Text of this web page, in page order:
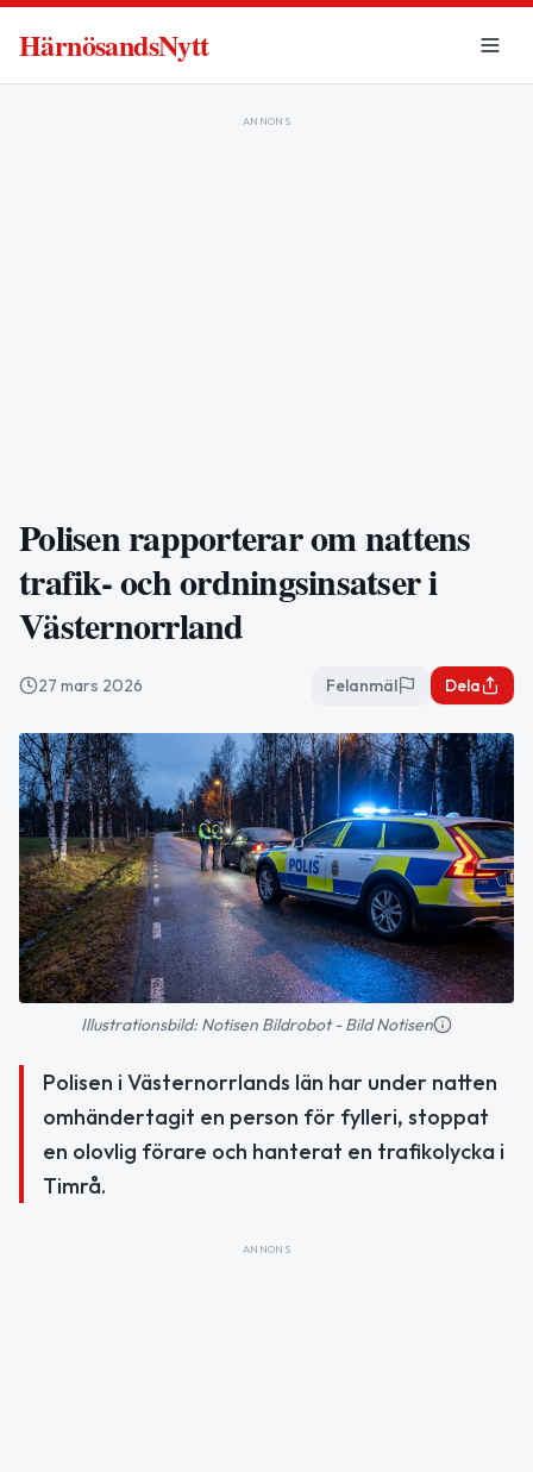
HärnösandsNytt
ANNONS
Polisen rapporterar om nattens
trafik- och ordningsinsatser i
Västernorrland
27 mars 2026 Felanmäl Dela
Illustrationsbild: Notisen Bildrobot - Bild Notisen
Polisen i Västernorrlands län har under natten
omhändertagit en person för fylleri, stoppat
en olovlig förare och hanterat en trafikolycka i
Timrå.
ANNONS